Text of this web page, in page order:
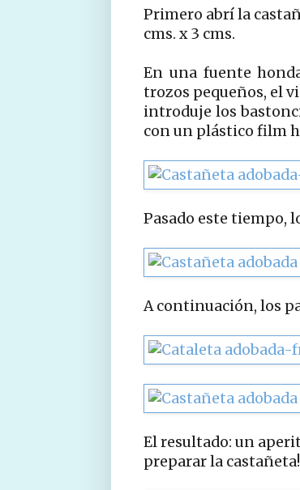
Primero abrí la
cms. x 3 cms.
En una fuente
trozos pequeños, el
introduje los
con un plástico film
Pasado este tiempo,
A continuación, los
El resultado: un
preparar la